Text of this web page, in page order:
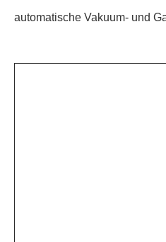
automatische Vakuum- und